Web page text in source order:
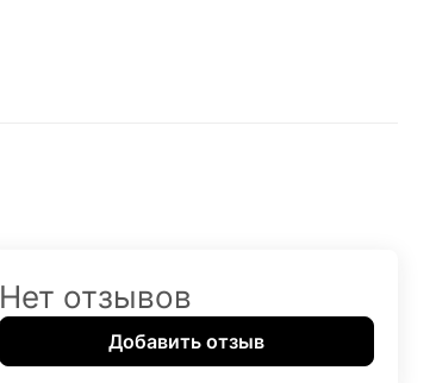
Нет отзывов
Добавить отзыв